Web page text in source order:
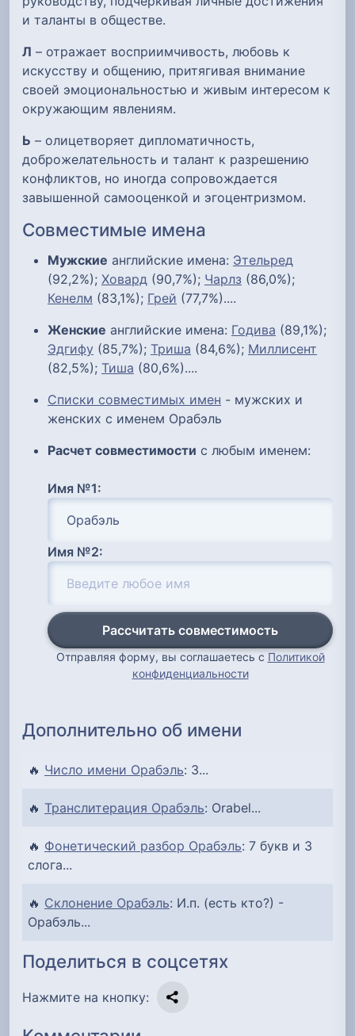
и таланты в обществе.
Л – отражает восприимчивость, любовь к
искусству и общению, притягивая внимание
своей эмоциональностью и живым интересом к
окружающим явлениям.
Ь – олицетворяет дипломатичность,
доброжелательность и талант к разрешению
конфликтов, но иногда сопровождается
завышенной самооценкой и эгоцентризмом.
Совместимые имена
Мужские английские имена: Этельред
(92,2%); Ховард (90,7%); Чарлз (86,0%);
Кенелм (83,1%); Грей (77,7%)....
Женские английские имена: Годива (89,1%);
Эдгифу (85,7%); Триша (84,6%); Миллисент
(82,5%); Тиша (80,6%)....
Списки совместимых имен - мужских и
женских с именем Орабэль
Расчет совместимости с любым именем:
Имя №1:
Имя №2:
Рассчитать совместимость
Отправляя форму, вы соглашаетесь с Политикой
конфиденциальности
Дополнительно об имени
🔥 Число имени Орабэль: 3...
🔥 Транслитерация Орабэль: Orabel...
🔥 Фонетический разбор Орабэль: 7 букв и 3
слога...
🔥 Склонение Орабэль: И.п. (есть кто?) -
Орабэль...
Поделиться в соцсетях
Нажмите на кнопку: